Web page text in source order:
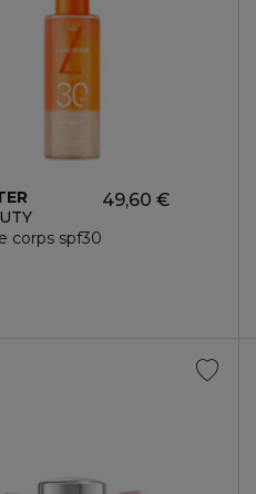
corps spf30
49,60 €